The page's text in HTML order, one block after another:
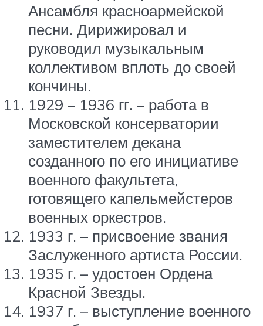
Ансамбля красноармейской
песни. Дирижировал и
руководил музыкальным
коллективом вплоть до своей
кончины.
1929 – 1936 гг. – работа в
Московской консерватории
заместителем декана
созданного по его инициативе
военного факультета,
готовящего капельмейстеров
военных оркестров.
1933 г. – присвоение звания
Заслуженного артиста России.
1935 г. – удостоен Ордена
Красной Звезды.
1937 г. – выступление военного